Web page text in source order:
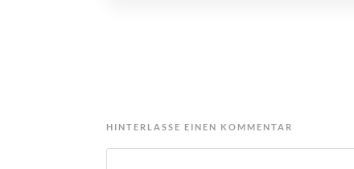
HINTERLASSE EINEN KOMMENTAR